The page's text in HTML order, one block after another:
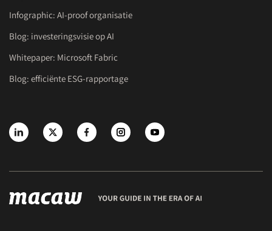
Infographic: AI-proof organisatie
Blog: investeringsvisie op AI
Whitepaper: Microsoft Fabric
Blog: efficiënte ESG-rapportage